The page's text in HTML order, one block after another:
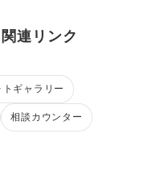
連リンク
ギャラリー
相談カウンター